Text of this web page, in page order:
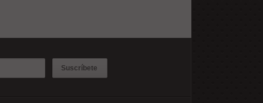
Suscríbete